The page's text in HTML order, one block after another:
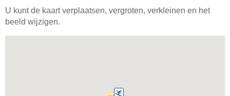
U kunt de kaart verplaatsen, vergroten, verkleinen en het
beeld wijzigen.